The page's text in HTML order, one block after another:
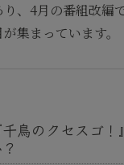
、4月の番組改編
集まっています。
鳥のクセスゴ